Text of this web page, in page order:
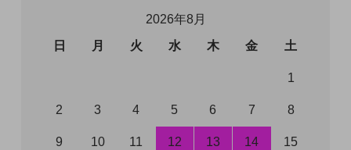
2026年8月
日
月 火 水 木 金 土
1
2 3 4 5 6 7 8
9 10 11 12 13 14 15